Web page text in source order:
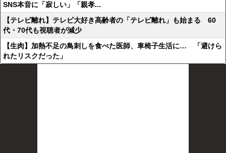
SNS本音に「寂しい」「親孝...
【テレビ離れ】テレビ大好き高齢者の「テレビ離れ」も始まる 60
代・70代も視聴者が減少
【生肉】加熱不足の鳥刺しを食べた医師、車椅子生活に… 「避けら
れたリスクだった」